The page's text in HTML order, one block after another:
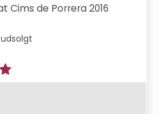
Cims de Porrera 2016